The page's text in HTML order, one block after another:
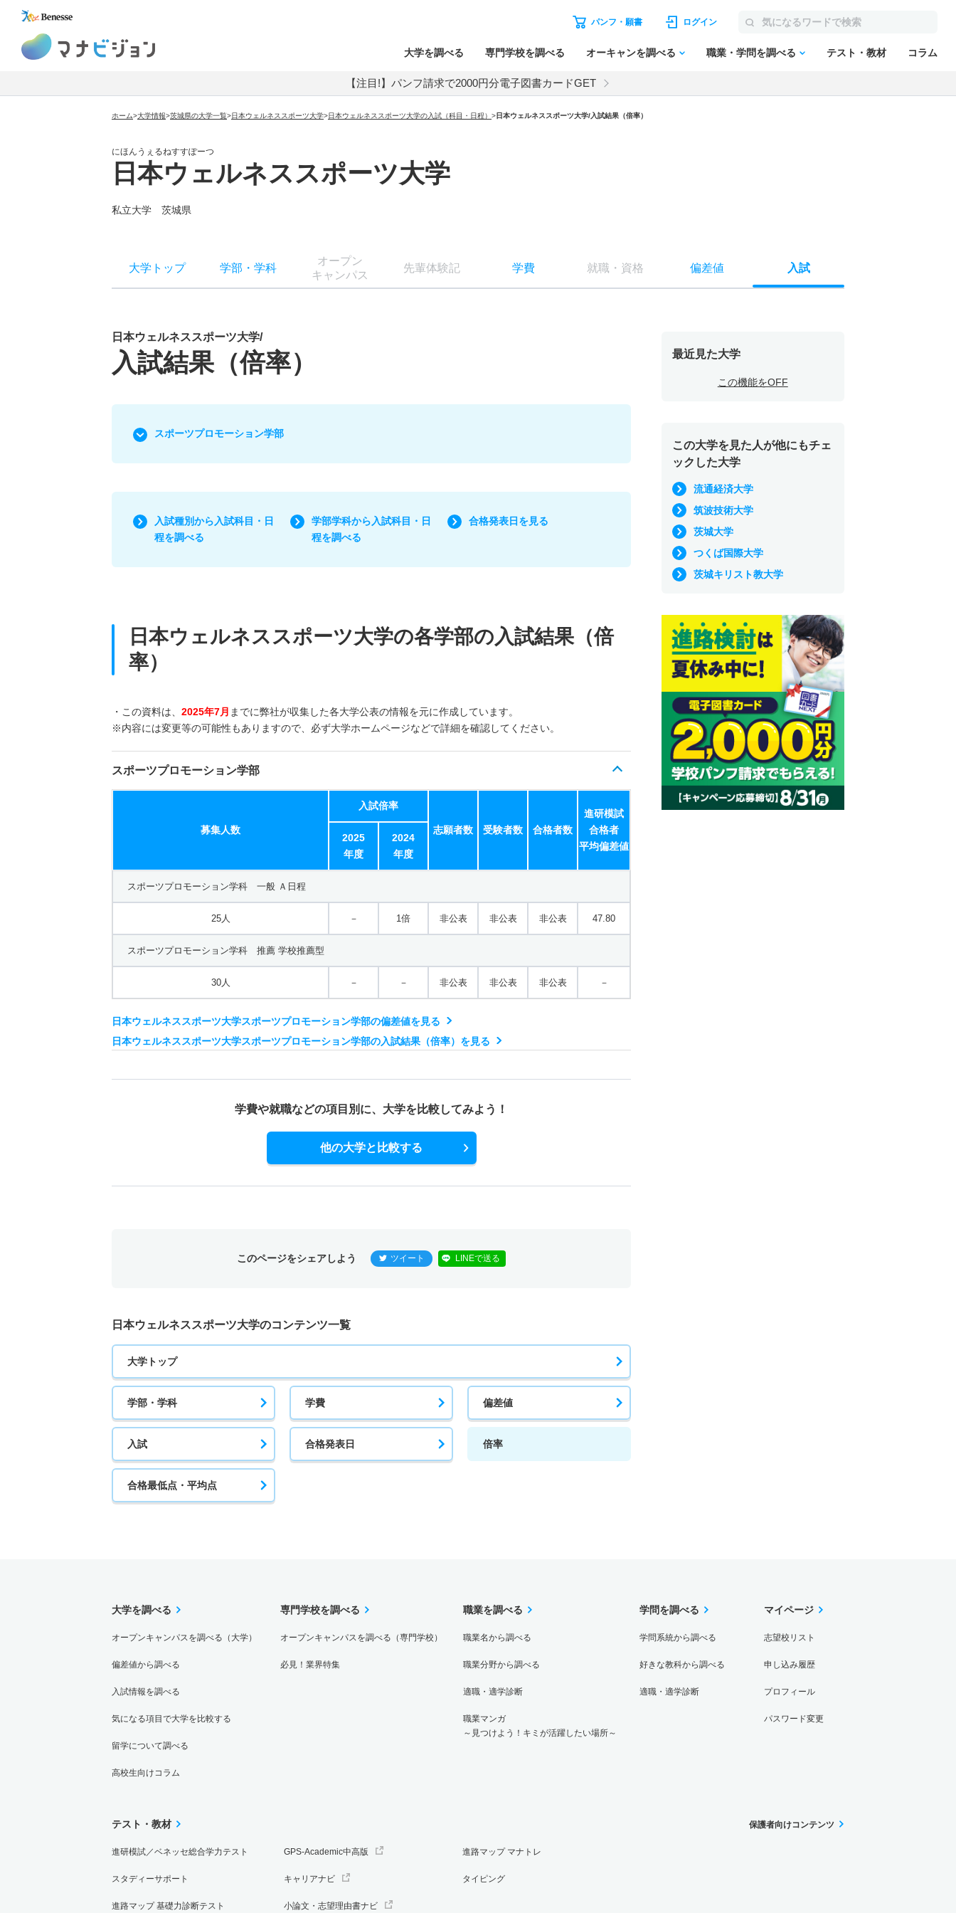
パンフ・願書 ログイン
大学を調べる 専門学校を調べる オーキャンを調べる 職業・学問を調べる テスト・教材 コラム
【注目!】パンフ請求で2000円分電子図書カードGET
ホーム>大学情報>茨城県の大学一覧>日本ウェルネススポーツ大学>日本ウェルネススポーツ大学の入試（科目・日程） >日本ウェルネススポーツ大学/入試結果（倍率）
にほんうぇるねすすぽーつ
日本ウェルネススポーツ大学
私立大学 茨城県
大学トップ 学部 ・ 学科
オープン
キャンパス
先輩体験記 学費 就職 ・ 資格 偏差値 入試
日本ウェルネススポーツ大学/
入試結果（倍率）
スポーツプロモーション学部
入試種別から入試科目・日
程を調べる
学部学科から入試科目・日
程を調べる
合格発表日を見る
日本ウェルネススポーツ大学の各学部の入試結果（倍
率）
・この資料は、 2025年7月 までに弊社が収集した各大学公表の情報を元に作成しています。
※内容には変更等の可能性もありますので、必ず大学ホームページなどで詳細を確認してください。
スポーツプロモーション学部
募集人数
入試倍率
志願者数 受験者数 合格者数
進研模試
合格者
平均偏差値
2025
年度
2024
年度
スポーツプロモーション学科 一般 Ａ日程
25人 － 1倍 非公表 非公表 非公表 47.80
スポーツプロモーション学科 推薦 学校推薦型
30人 － － 非公表 非公表 非公表 －
日本ウェルネススポーツ大学スポーツプロモーション学部の偏差値を見る
日本ウェルネススポーツ大学スポーツプロモーション学部の入試結果（倍率）を見る
学費や就職などの項目別に、 大学を比較してみよう！
他の大学と比較する
このページをシェアしよう ツイート LINEで送る
日本ウェルネススポーツ大学のコンテンツ一覧
大学トップ
学部・学科 学費 偏差値
入試 合格発表日 倍率
合格最低点・平均点
最近見た大学
この機能をOFF
この大学を見た人が他にもチェ
ックした大学
流通経済大学
筑波技術大学
茨城大学
つくば国際大学
茨城キリスト教大学
大学を調べる
オープンキャンパスを調べる（大学）
偏差値から調べる
入試情報を調べる
気になる項目で大学を比較する
留学について調べる
高校生向けコラム
専門学校を調べる
オープンキャンパスを調べる（専門学校）
必見！業界特集
職業を調べる
職業名から調べる
職業分野から調べる
適職・適学診断
職業マンガ
～見つけよう！キミが活躍したい場所～
学問を調べる
学問系統から調べる
好きな教科から調べる
適職・適学診断
マイページ
志望校リスト
申し込み履歴
プロフィール
パスワード変更
テスト・教材
進研模試／ベネッセ総合学力テスト
スタディーサポート
進路マップ 基礎力診断テスト
GPS-Academic中高版
キャリアナビ
小論文・志望理由書ナビ
進路マップ マナトレ
タイピング
保護者向けコンテンツ